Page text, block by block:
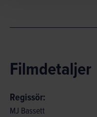
Filmdetaljer
Regissör:
MJ Bassett